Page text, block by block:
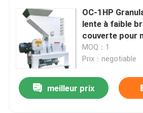
OC-1HP
lente à faible
couverte pour
injection
MOQ：1
Prix：negotiable
meilleur prix